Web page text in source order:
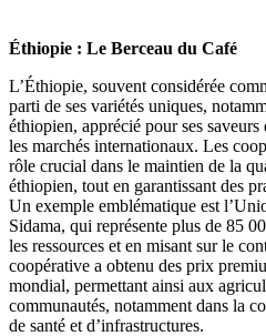
Éthiopie : Le Berceau du Café
L’Éthiopie, souvent considérée
parti de ses variétés uniques,
éthiopien, apprécié pour ses
les marchés internationaux. Les
rôle crucial dans le maintien de la
éthiopien, tout en garantissant des
Un exemple emblématique est
Sidama, qui représente plus de 85
les ressources et en misant sur le
coopérative a obtenu des prix
mondial, permettant ainsi aux
communautés, notamment dans la
de santé et d’infrastructures.